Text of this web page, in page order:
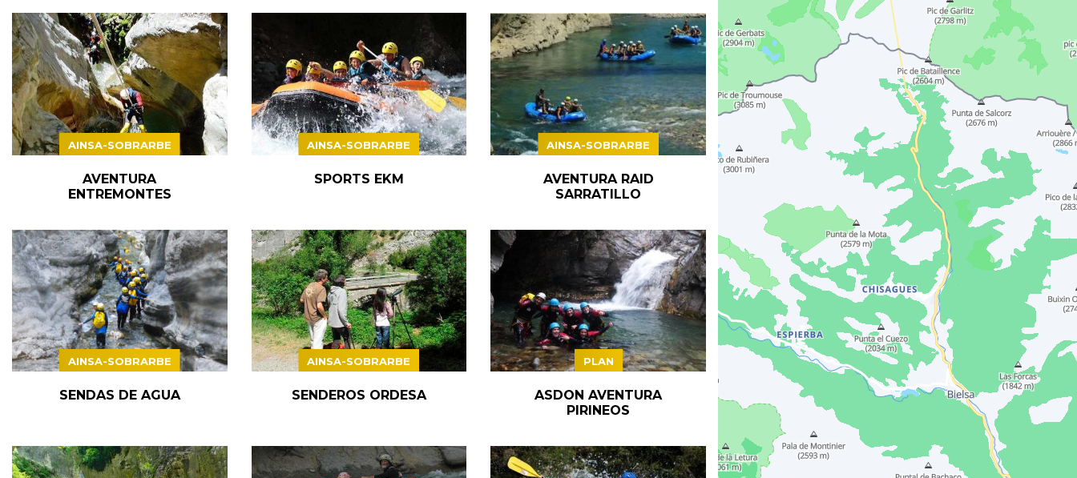
AINSA-SOBRARBE
AVENTURA
ENTREMONTES
AINSA-SOBRARBE
SPORTS EKM
AINSA-SOBRARBE
AVENTURA RAID
SARRATILLO
AINSA-SOBRARBE
SENDAS DE AGUA
AINSA-SOBRARBE
SENDEROS ORDESA
PLAN
ASDON AVENTURA
PIRINEOS